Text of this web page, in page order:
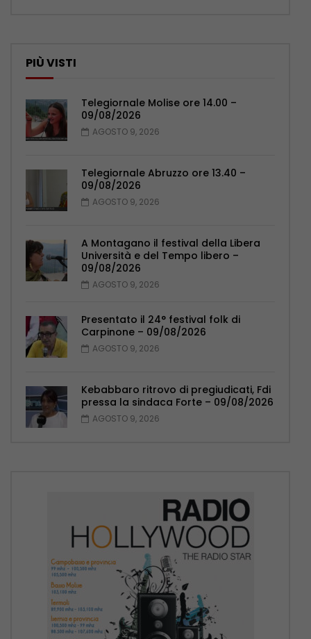
PIÙ VISTI
Telegiornale Molise ore 14.00 –
09/08/2026
AGOSTO 9, 2026
Telegiornale Abruzzo ore 13.40 –
09/08/2026
AGOSTO 9, 2026
A Montagano il festival della Libera
Università e del Tempo libero –
09/08/2026
AGOSTO 9, 2026
Presentato il 24° festival folk di
Carpinone – 09/08/2026
AGOSTO 9, 2026
Kebabbaro ritrovo di pregiudicati, Fdi
pressa la sindaca Forte – 09/08/2026
AGOSTO 9, 2026